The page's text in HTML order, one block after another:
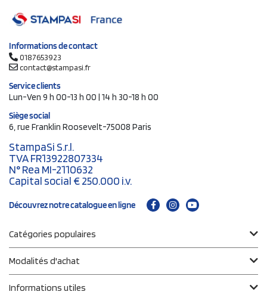
Informations de contact
0187653923
contact@stampasi.fr
Service clients
Lun-Ven 9 h 00-13 h 00 | 14 h 30-18 h 00
Siège social
6, rue Franklin Roosevelt-75008 Paris
StampaSi S.r.l.
TVA FR13922807334
N° Rea MI-2110632
Capital social € 250.000 i.v.
Découvrez notre catalogue en ligne
Catégories populaires
Modalités d'achat
Informations utiles